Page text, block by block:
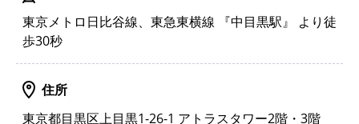
東京メトロ日比谷線、東急東横線 『中目黒駅』 より徒
歩30秒
住所
東京都目黒区上目黒1-26-1 アトラスタワー2階・3階